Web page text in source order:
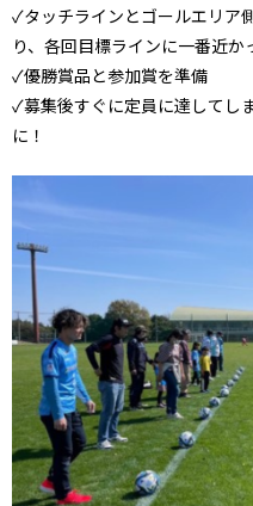
✓タッチラインとゴールエリア
り、各回目標ラインに一番近
✓優勝賞品と参加賞を準備
✓募集後すぐに定員に達してし
に！